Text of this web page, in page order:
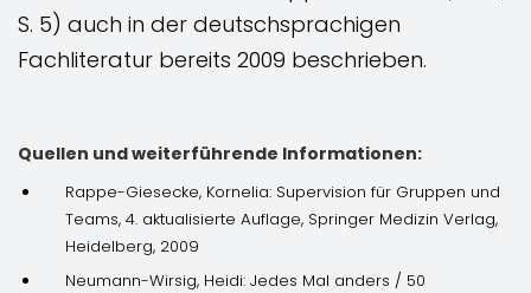
S. 5) auch in der deutschsprachigen
Fachliteratur bereits 2009 beschrieben.
Quellen und weiterführende Informationen:
Rappe-Giesecke, Kornelia: Supervision für Gruppen und
Teams, 4. aktualisierte Auflage, Springer Medizin Verlag,
Heidelberg, 2009
Neumann-Wirsig, Heidi: Jedes Mal anders / 50